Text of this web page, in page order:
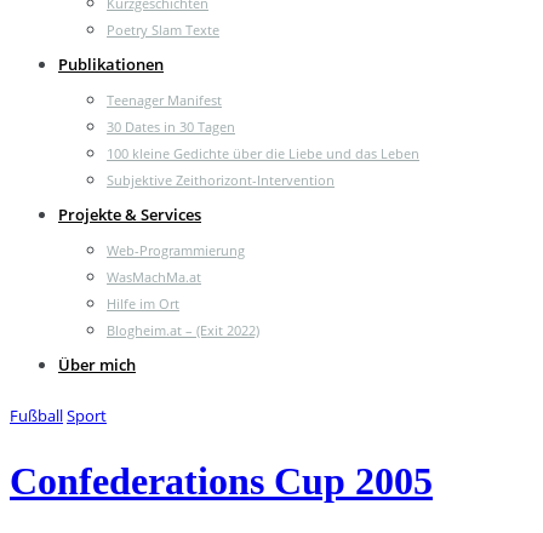
Poetry Slam Texte
Publikationen
Teenager Manifest
30 Dates in 30 Tagen
100 kleine Gedichte über die Liebe und das Leben
Subjektive Zeithorizont-Intervention
Projekte & Services
Web-Programmierung
WasMachMa.at
Hilfe im Ort
Blogheim.at – (Exit 2022)
Über mich
FußballSport
Confederations Cup 2005